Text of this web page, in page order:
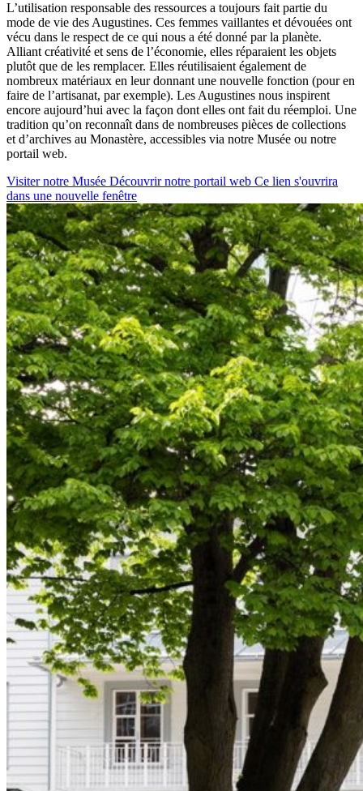
L’utilisation responsable des ressources a toujours fait partie du
mode de vie des Augustines. Ces femmes vaillantes et dévouées ont
vécu dans le respect de ce qui nous a été donné par la planète.
Alliant créativité et sens de l’économie, elles réparaient les objets
plutôt que de les remplacer. Elles réutilisaient également de
nombreux matériaux en leur donnant une nouvelle fonction (pour en
faire de l’artisanat, par exemple). Les Augustines nous inspirent
encore aujourd’hui avec la façon dont elles ont fait du réemploi. Une
tradition qu’on reconnaît dans de nombreuses pièces de collections
et d’archives au Monastère, accessibles via notre Musée ou notre
portail web.
Visiter notre Musée Découvrir notre portail web Ce lien s'ouvrira
dans une nouvelle fenêtre